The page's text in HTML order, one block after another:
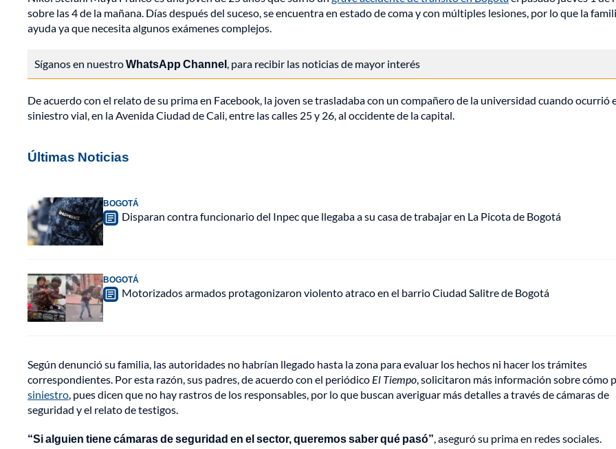
sobre las 4 de la mañana. Días después del suceso, se encuentra en estado de coma y con múltiples lesiones, por lo que la
ayuda ya que necesita algunos exámenes complejos.
Síganos en nuestroWhatsApp Channel, para recibir las noticias de mayor interés
De acuerdo con el relato de su prima en Facebook, la joven se trasladaba con un compañero de la universidad cuando ocurrió
siniestro vial, en la Avenida Ciudad de Cali, entre las calles 25 y 26, al occidente de la capital.
Últimas Noticias
BOGOTÁ
Disparan contra funcionario del Inpec que llegaba a su casa de trabajar en La Picota de Bogotá
BOGOTÁ
Motorizados armados protagonizaron violento atraco en el barrio Ciudad Salitre de Bogotá
Según denunció su familia, las autoridades no habrían llegado hasta la zona para evaluar los hechos ni hacer los trámites
correspondientes. Por esta razón, sus padres, de acuerdo con el periódico El Tiempo, solicitaron más información sobre cómo
siniestro, pues dicen que no hay rastros de los responsables, por lo que buscan averiguar más detalles a través de cámaras de
seguridad y el relato de testigos.
“Si alguien tiene cámaras de seguridad en el sector, queremos saber qué pasó”, aseguró su prima en redes sociales.